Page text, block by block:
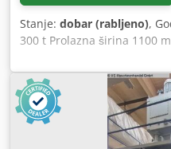
Stanje: dobar (rabljeno),
300 t Prolazna širina 1100
1050 mm Dubina stola
mm Težina stroja cca 20 t
m Cjdjx Uru Nepfx Al Ierf
preša OTT u vrlo dobrom
Svjetlosna zavjesa,
dokumentacija Raspored